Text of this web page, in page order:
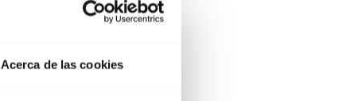
Acerca de las cookies